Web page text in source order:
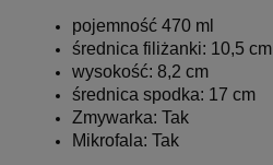
pojemność 470 ml
średnica filiżanki: 10,5 cm
wysokość: 8,2 cm
średnica spodka: 17 cm
Zmywarka: Tak
Mikrofala: Tak